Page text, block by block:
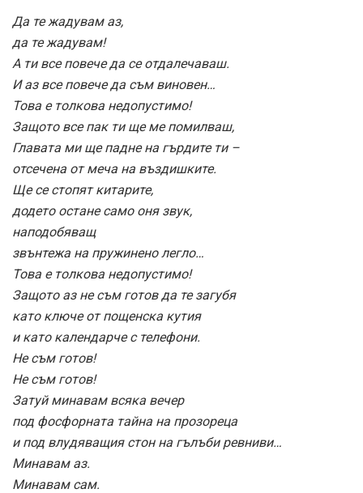
Да те жадувам аз,
да те жадувам!
А ти все повече да се отдалечаваш.
И аз все повече да съм виновен…
Това е толкова недопустимо!
Защото все пак ти ще ме помилваш,
Главата ми ще падне на гърдите ти –
отсечена от меча на въздишките.
Ще се стопят китарите,
додето остане само оня звук,
наподобяващ
звънтежа на пружинено легло…
Това е толкова недопустимо!
Защото аз не съм готов да те загубя
като ключе от пощенска кутия
и като календарче с телефони.
Не съм готов!
Не съм готов!
Затуй минавам всяка вечер
под фосфорната тайна на прозореца
и под влудяващия стон на гълъби ревниви…
Минавам аз.
Минавам сам.